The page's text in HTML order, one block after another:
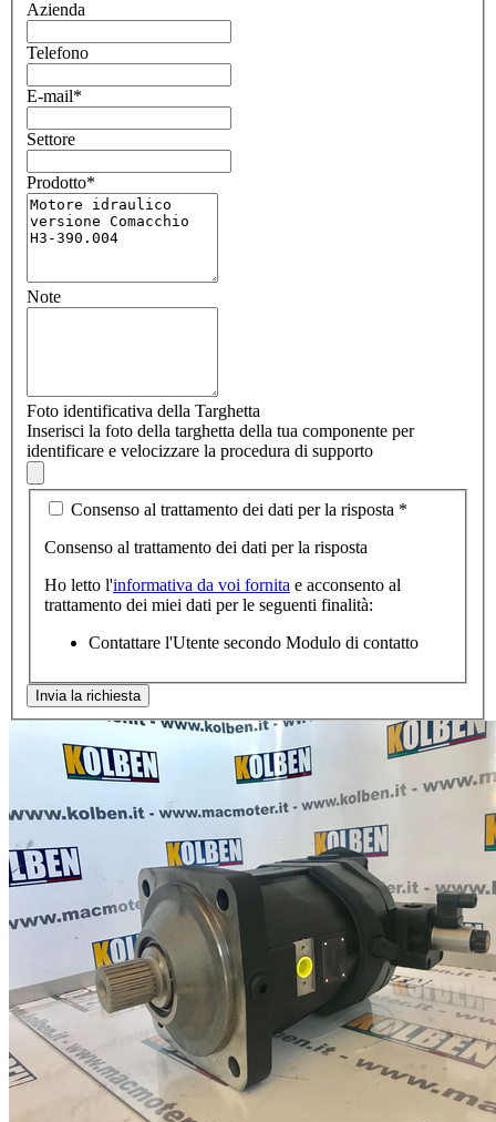
Azienda
Telefono
E-mail*
Settore
Prodotto*
Note
Foto identificativa della Targhetta
Inserisci la foto della targhetta della tua componente per
identificare e velocizzare la procedura di supporto
Consenso al trattamento dei dati per la risposta *
Consenso al trattamento dei dati per la risposta
Ho letto l'informativa da voi fornita e acconsento al
trattamento dei miei dati per le seguenti finalità:
Contattare l'Utente secondo Modulo di contatto